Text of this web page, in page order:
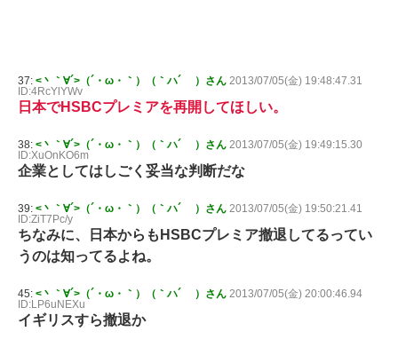
37: <丶｀∀´>（´・ω・｀）（｀ハ´ ）さん 2013/07/05(金) 19:48:47.31
ID:4RcYlYWv
日本でHSBCプレミアを再開してほしい。
38: <丶｀∀´>（´・ω・｀）（｀ハ´ ）さん 2013/07/05(金) 19:49:15.30
ID:XuOnKO6m
企業としてはしごく妥当な判断だな
39: <丶｀∀´>（´・ω・｀）（｀ハ´ ）さん 2013/07/05(金) 19:50:21.41
ID:ZiT7Pc/y
ちなみに、日本からもHSBCプレミア撤退してるってい
うのは知ってるよね。
45: <丶｀∀´>（´・ω・｀）（｀ハ´ ）さん 2013/07/05(金) 20:00:46.94
ID:LP6uNEXu
イギリスすら撤退か